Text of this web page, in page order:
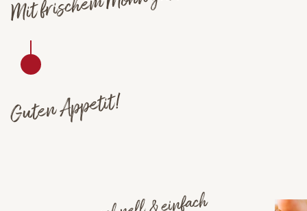
Guten Appetit!